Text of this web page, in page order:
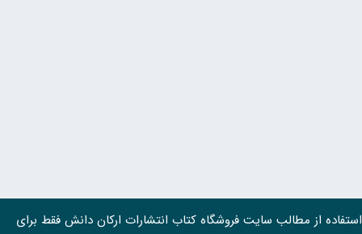
استفاده از مطالب سايت فروشگاه کتاب انتشارات ارکان دانش فقط برای